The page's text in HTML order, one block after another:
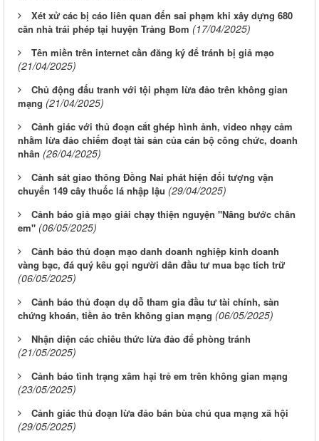
Xét xử các bị cáo liên quan đến sai phạm khi xây dựng 680
căn nhà trái phép tại huyện Trảng Bom (17/04/2025)
Tên miền trên internet cần đăng ký để tránh bị giả mạo
(21/04/2025)
Chủ động đấu tranh với tội phạm lừa đảo trên không gian
mạng (21/04/2025)
Cảnh giác với thủ đoạn cắt ghép hình ảnh, video nhạy cảm
nhằm lừa đảo chiếm đoạt tài sản của cán bộ công chức, doanh
nhân (26/04/2025)
Cảnh sát giao thông Đồng Nai phát hiện đối tượng vận
chuyển 149 cây thuốc lá nhập lậu (29/04/2025)
Cảnh báo giả mạo giải chạy thiện nguyện "Nâng bước chân
em" (06/05/2025)
Cảnh báo thủ đoạn mạo danh doanh nghiệp kinh doanh
vàng bạc, đá quý kêu gọi người dân đầu tư mua bạc tích trữ
(06/05/2025)
Cảnh báo thủ đoạn dụ dỗ tham gia đầu tư tài chính, sàn
chứng khoán, tiền ảo trên không gian mạng (06/05/2025)
Nhận diện các chiêu thức lừa đảo để phòng tránh
(21/05/2025)
Cảnh báo tình trạng xâm hại trẻ em trên không gian mạng
(23/05/2025)
Cảnh giác thủ đoạn lừa đảo bán bùa chú qua mạng xã hội
(29/05/2025)